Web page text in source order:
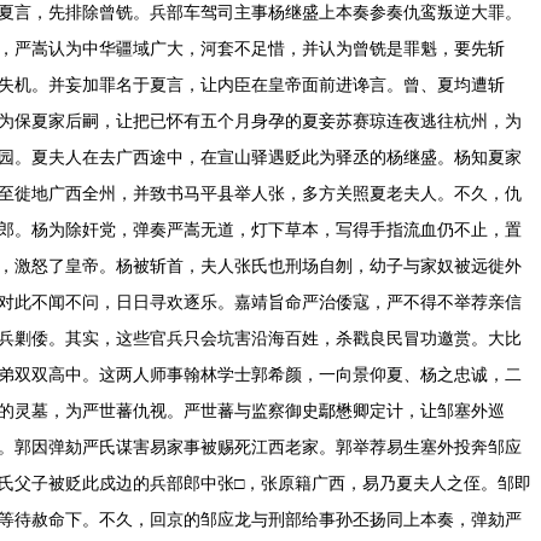
言，先排除曾铣。兵部车驾司主事杨继盛上本奏参奏仇鸾叛逆大罪。
严嵩认为中华疆域广大，河套不足惜，并认为曾铣是罪魁，要先斩
机。并妄加罪名于夏言，让内臣在皇帝面前进谗言。曾、夏均遭斩
保夏家后嗣，让把已怀有五个月身孕的夏妾苏赛琼连夜逃往杭州，为
。夏夫人在去广西途中，在宣山驿遇贬此为驿丞的杨继盛。杨知夏家
徙地广西全州，并致书马平县举人张，多方关照夏老夫人。不久，仇
。杨为除奸党，弹奏严嵩无道，灯下草本，写得手指流血仍不止，置
激怒了皇帝。杨被斩首，夫人张氏也刑场自刎，幼子与家奴被远徙外
此不闻不问，日日寻欢逐乐。嘉靖旨命严治倭寇，严不得不举荐亲信
剿倭。其实，这些官兵只会坑害沿海百姓，杀戳良民冒功邀赏。大比
双双高中。这两人师事翰林学士郭希颜，一向景仰夏、杨之忠诚，二
灵墓，为严世蕃仇视。严世蕃与监察御史鄢懋卿定计，让邹塞外巡
郭因弹劾严氏谋害易家事被赐死江西老家。郭举荐易生塞外投奔邹应
父子被贬此戍边的兵部郎中张□，张原籍广西，易乃夏夫人之侄。邹即
待赦命下。不久，回京的邹应龙与刑部给事孙丕扬同上本奏，弹劾严